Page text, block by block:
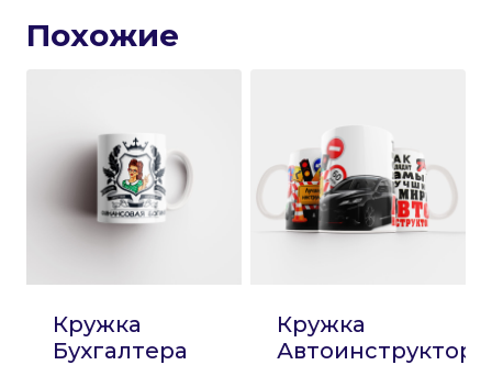
Похожие
Кружка
Бухгалтера
Кружка
Автоинструктору